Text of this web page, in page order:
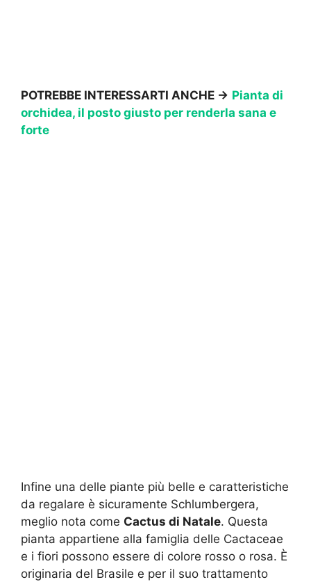
POTREBBE INTERESSARTI ANCHE -> Pianta di
orchidea, il posto giusto per renderla sana e
forte
Infine una delle piante più belle e caratteristiche
da regalare è sicuramente Schlumbergera,
meglio nota come Cactus di Natale. Questa
pianta appartiene alla famiglia delle Cactaceae
e i fiori possono essere di colore rosso o rosa. È
originaria del Brasile e per il suo trattamento